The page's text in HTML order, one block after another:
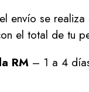
envío se
el total de tu
RM – 1 a 4